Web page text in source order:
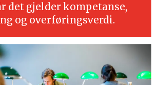
det gjelder kompetanse,
og overføringsverdi.